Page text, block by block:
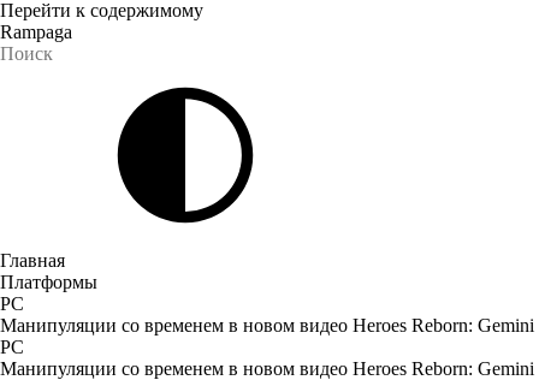
Перейти к содержимому
Rampaga
Главная
Платформы
PC
Манипуляции со временем в новом видео Heroes Reborn: Gemini
PC
Манипуляции со временем в новом видео Heroes Reborn: Gemini